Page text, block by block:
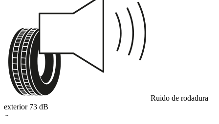
Ruido de rodadura
exterior 73 dB
B